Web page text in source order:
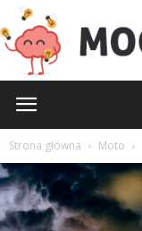
Strona główna Moto